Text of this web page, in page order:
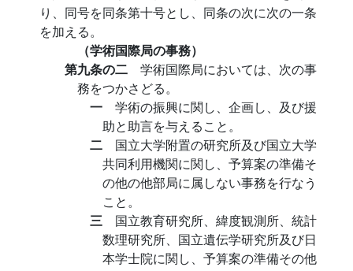
り、同号を同条第十号とし、同条の次に次の一条
を加える。
（学術国際局の事務）
第九条の二 学術国際局においては、次の事
務をつかさどる。
一 学術の振興に関し、企画し、及び援
助と助言を与えること。
二 国立大学附置の研究所及び国立大学
共同利用機関に関し、予算案の準備そ
の他の他部局に属しない事務を行なう
こと。
三 国立教育研究所、緯度観測所、統計
数理研究所、国立遺伝学研究所及び日
本学士院に関し、予算案の準備その他